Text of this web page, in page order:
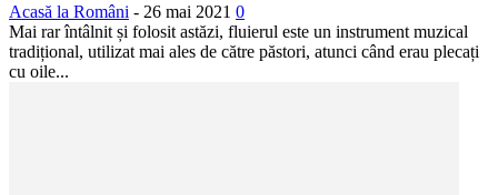
Acasă la Români - 26 mai 2021 0
Mai rar întâlnit și folosit astăzi, fluierul este un instrument muzical
tradițional, utilizat mai ales de către păstori, atunci când erau plecați
cu oile...